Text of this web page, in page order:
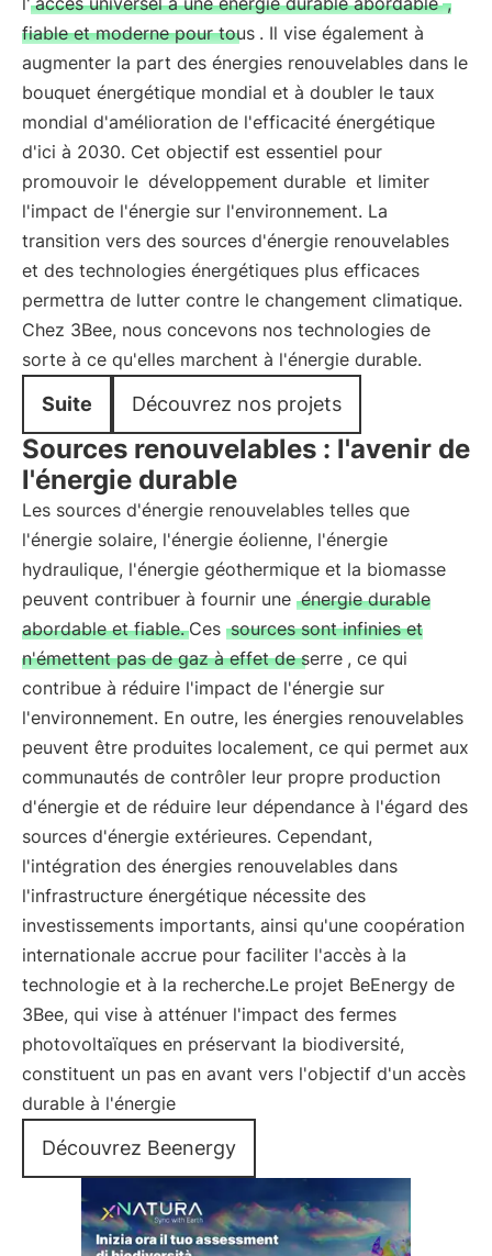
fiable et moderne pour tous . Il vise également à
augmenter la part des énergies renouvelables dans le
bouquet énergétique mondial et à doubler le taux
mondial d'amélioration de l'efficacité énergétique
d'ici à 2030. Cet objectif est essentiel pour
promouvoir le développement durable et limiter
l'impact de l'énergie sur l'environnement. La
transition vers des sources d'énergie renouvelables
et des technologies énergétiques plus efficaces
permettra de lutter contre le changement climatique.
Chez 3Bee, nous concevons nos technologies de
sorte à ce qu'elles marchent à l'énergie durable.
Suite Découvrez nos projets
Sources renouvelables : l'avenir de
l'énergie durable
Les sources d'énergie renouvelables telles que
l'énergie solaire, l'énergie éolienne, l'énergie
hydraulique, l'énergie géothermique et la biomasse
peuvent contribuer à fournir une énergie durable
abordable et fiable. Ces sources sont infinies et
n'émettent pas de gaz à effet de serre , ce qui
contribue à réduire l'impact de l'énergie sur
l'environnement. En outre, les énergies renouvelables
peuvent être produites localement, ce qui permet aux
communautés de contrôler leur propre production
d'énergie et de réduire leur dépendance à l'égard des
sources d'énergie extérieures. Cependant,
l'intégration des énergies renouvelables dans
l'infrastructure énergétique nécessite des
investissements importants, ainsi qu'une coopération
internationale accrue pour faciliter l'accès à la
technologie et à la recherche.Le projet BeEnergy de
3Bee, qui vise à atténuer l'impact des fermes
photovoltaïques en préservant la biodiversité,
constituent un pas en avant vers l'objectif d'un accès
durable à l'énergie
Découvrez Beenergy